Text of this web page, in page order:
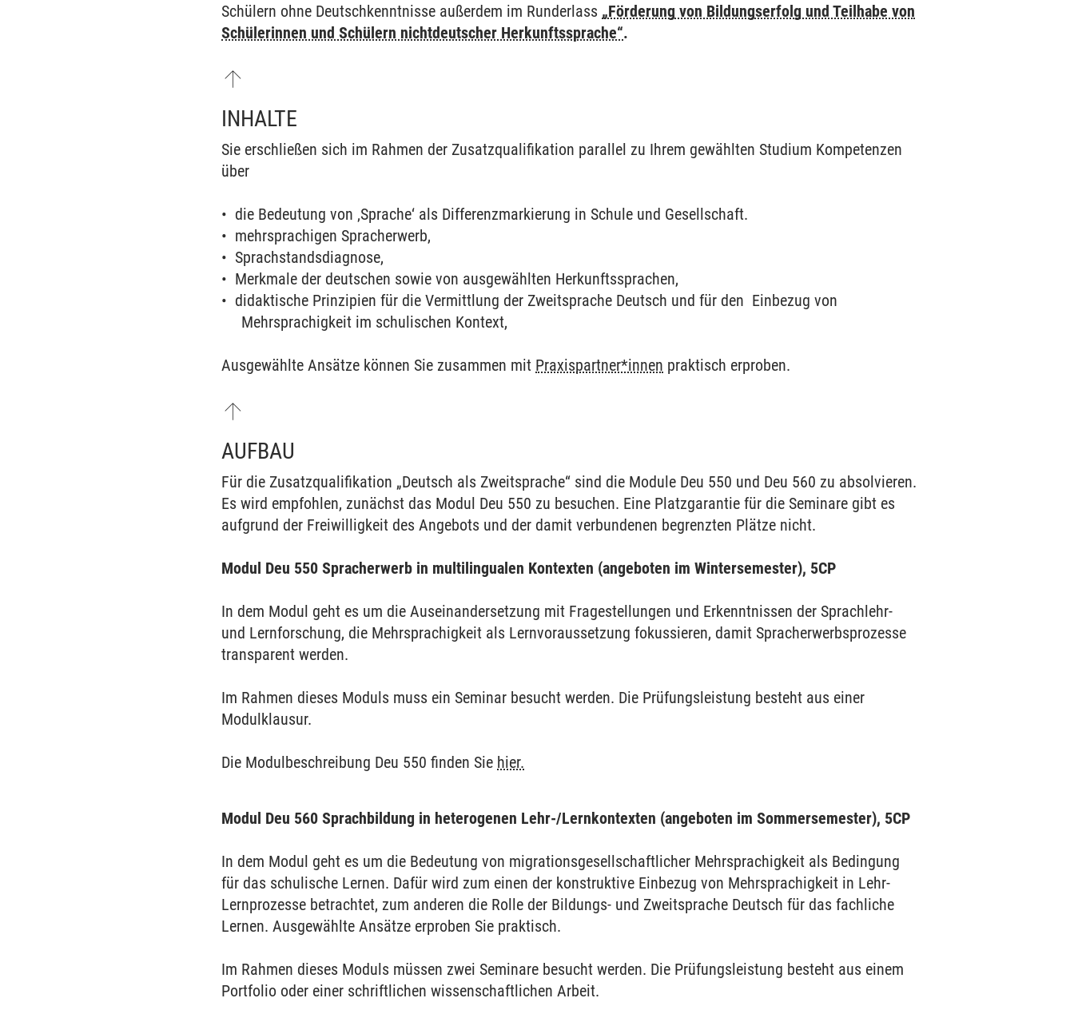
Schülern ohne Deutschkenntnisse außerdem im Runderlass „Förderung von Bildungserfolg und Teilhabe von
Schülerinnen und Schülern nichtdeutscher Herkunftssprache“.
INHALTE
Sie erschließen sich im Rahmen der Zusatzqualifikation parallel zu Ihrem gewählten Studium Kompetenzen
über
• die Bedeutung von ‚Sprache‘ als Differenzmarkierung in Schule und Gesellschaft.
• mehrsprachigen Spracherwerb,
• Sprachstandsdiagnose,
• Merkmale der deutschen sowie von ausgewählten Herkunftssprachen,
• didaktische Prinzipien für die Vermittlung der Zweitsprache Deutsch und für den Einbezug von
Mehrsprachigkeit im schulischen Kontext,
Ausgewählte Ansätze können Sie zusammen mit Praxispartner*innen praktisch erproben.
AUFBAU
Für die Zusatzqualifikation „Deutsch als Zweitsprache“ sind die Module Deu 550 und Deu 560 zu absolvieren.
Es wird empfohlen, zunächst das Modul Deu 550 zu besuchen. Eine Platzgarantie für die Seminare gibt es
aufgrund der Freiwilligkeit des Angebots und der damit verbundenen begrenzten Plätze nicht.
Modul Deu 550 Spracherwerb in multilingualen Kontexten (angeboten im Wintersemester), 5CP
In dem Modul geht es um die Auseinandersetzung mit Fragestellungen und Erkenntnissen der Sprachlehr-
und Lernforschung, die Mehrsprachigkeit als Lernvoraussetzung fokussieren, damit Spracherwerbsprozesse
transparent werden.
Im Rahmen dieses Moduls muss ein Seminar besucht werden. Die Prüfungsleistung besteht aus einer
Modulklausur.
Die Modulbeschreibung Deu 550 finden Sie hier.
Modul Deu 560 Sprachbildung in heterogenen Lehr-/Lernkontexten (angeboten im Sommersemester), 5CP
In dem Modul geht es um die Bedeutung von migrationsgesellschaftlicher Mehrsprachigkeit als Bedingung
für das schulische Lernen. Dafür wird zum einen der konstruktive Einbezug von Mehrsprachigkeit in Lehr-
Lernprozesse betrachtet, zum anderen die Rolle der Bildungs- und Zweitsprache Deutsch für das fachliche
Lernen. Ausgewählte Ansätze erproben Sie praktisch.
Im Rahmen dieses Moduls müssen zwei Seminare besucht werden. Die Prüfungsleistung besteht aus einem
Portfolio oder einer schriftlichen wissenschaftlichen Arbeit.